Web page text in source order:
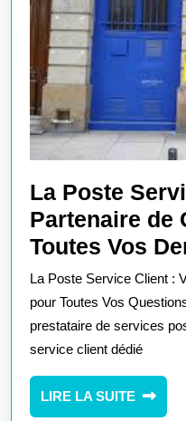
La Poste
Partenaire de
Toutes Vos
La Poste Service Client :
pour Toutes Vos
prestataire de services
service client dédié
LIRE LA SUITE
LIRE
LA